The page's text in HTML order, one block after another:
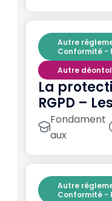
Autre
Conformité -
Autre
La
RGPD –
Fondament
aux
Autre
Conformité -